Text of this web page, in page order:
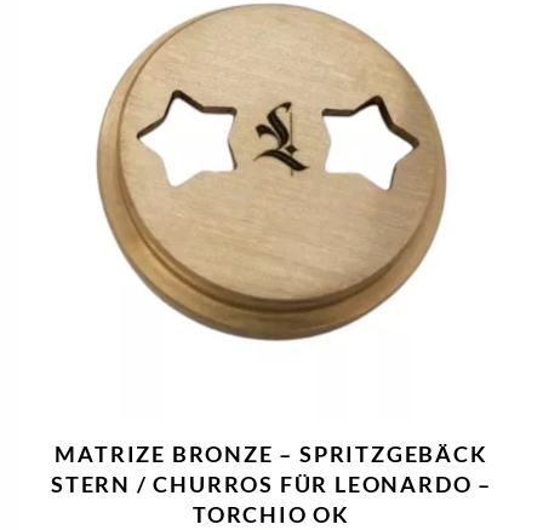
MATRIZE BRONZE – SPRITZGEBÄCK
STERN / CHURROS FÜR LEONARDO –
TORCHIO OK